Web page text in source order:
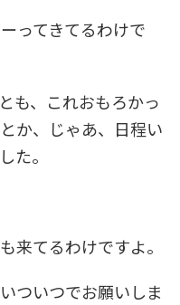
ってきてるわけで
も、これおもろかっ
か、じゃあ、日程い
た。
来てるわけですよ。
ついつでお願いしま